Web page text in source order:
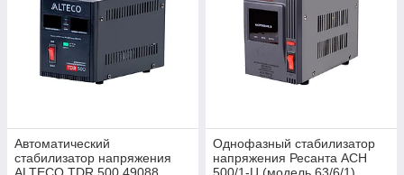
Автоматический
стабилизатор напряжения
Однофазный стабилизатор
напряжения Ресанта АСН